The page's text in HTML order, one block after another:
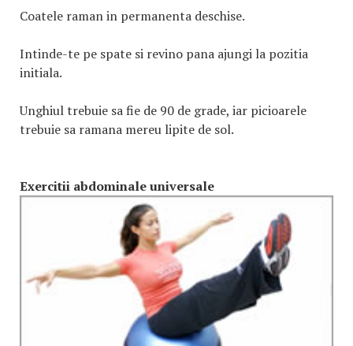
Coatele raman in permanenta deschise.
Intinde-te pe spate si revino pana ajungi la pozitia
initiala.
Unghiul trebuie sa fie de 90 de grade, iar picioarele
trebuie sa ramana mereu lipite de sol.
Exercitii abdominale universale